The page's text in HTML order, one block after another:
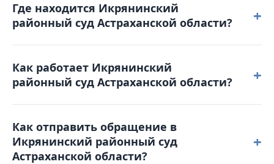
Где находится Икрянинский
районный суд Астраханской области?
+
расположен по адресу: 416370, Астраханская
область, с. Икряное, ул. Мира, д. 37 Б.
Как работает Икрянинский
районный суд Астраханской области?
+
00 пятница: с 8-00 до 15-45. Обеденный перерыв с
12-30 до 13-15. Выходные дни: суббота,
Как отправить обращение в
Икрянинский районный суд
Астраханской области?
+